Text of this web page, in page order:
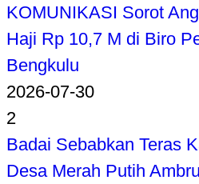
KOMUNIKASI Sorot
Haji Rp 10,7 M di Biro
Bengkulu
2026-07-30
2
Badai Sebabkan Teras
Desa Merah Putih